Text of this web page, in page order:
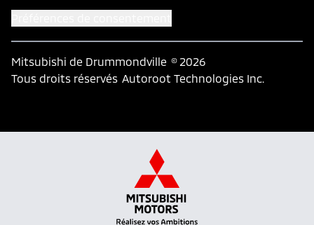
Mitsubishi de Drummondville © 2026
Tous droits réservés Autoroot Technologies Inc.